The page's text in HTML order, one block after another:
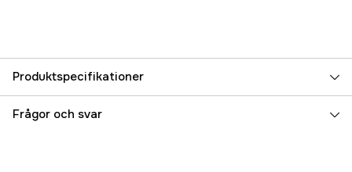
Produktspecifikationer
Referensnummer 6000039384
Frågor och svar